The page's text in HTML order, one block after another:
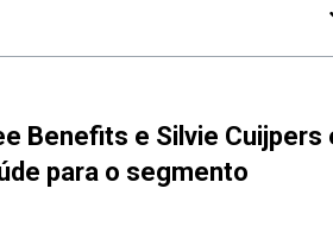
Benefits e Silvie Cuijpers
para o segmento